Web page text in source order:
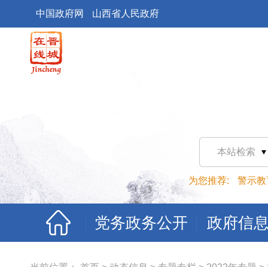
中国政府网 山西省人民政府
本站检索
为您推荐: 警示教
党务政务公开 政府信